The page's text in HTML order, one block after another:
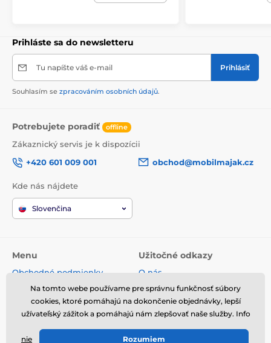
Prihláste sa do newsletteru
Tu napíšte váš e-mail Prihlásiť
Souhlasím se zpracováním osobních údajů.
Potrebujete poradiť offline
Zákaznický servis je k dispozícii
+420 601 009 001
obchod@mobilmajak.cz
Kde nás nájdete
Slovenčina
Menu
Obchodné podmienky
Reklamácie
Spracovanie osobných údajov
Doprava a platba
Odstúpenie od zmluvy
Užitočné odkazy
O nás
Servis
Voľné miesta
Kontakt
Na tomto webe používame pre správnu funkčnosť súbory
cookies, ktoré pomáhajú na dokončenie objednávky, lepší
užívateľský zážitok a pomáhajú nám zlepšovať naše služby. Info
nie Rozumiem